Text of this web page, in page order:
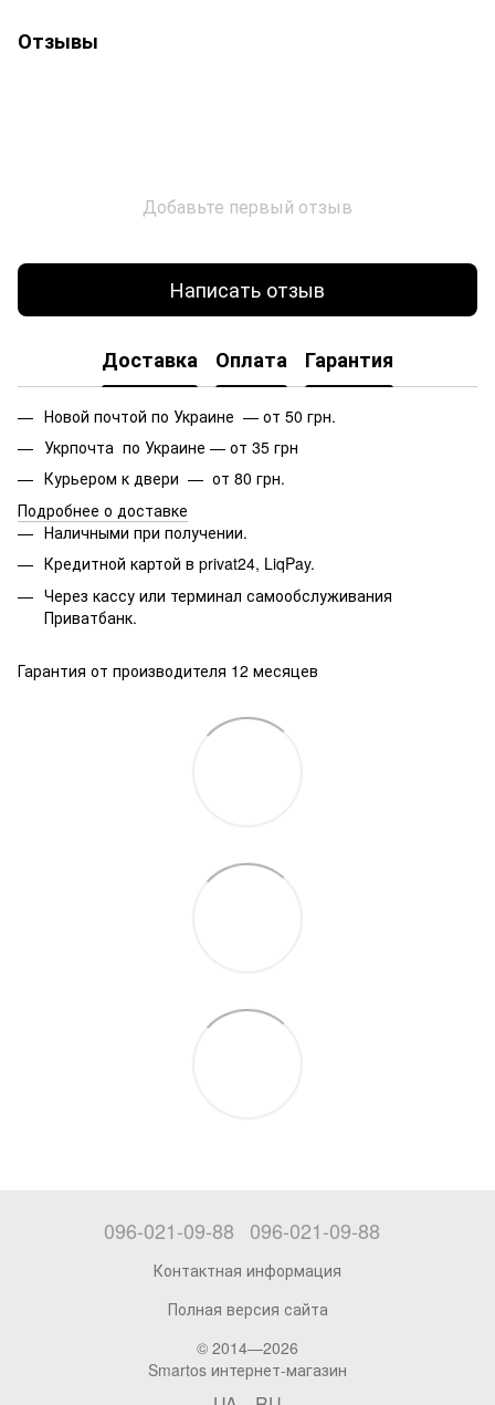
Отзывы
Добавьте первый отзыв
Написать отзыв
Доставка Оплата Гарантия
Новой почтой по Украине — от 50 грн.
Укрпочта по Украине — от 35 грн
Курьером к двери — от 80 грн.
Подробнее о доставке
Наличными при получении.
Кредитной картой в privat24, LiqPay.
Через кассу или терминал самообслуживания
Приватбанк.
Гарантия от производителя 12 месяцев
096-021-09-88 096-021-09-88
Контактная информация
Полная версия сайта
© 2014—2026
Smartos интернет-магазин